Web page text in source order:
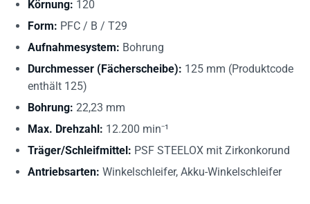
Körnung: 120
Form: PFC / B / T29
Aufnahmesystem: Bohrung
Durchmesser (Fächerscheibe): 125 mm (Produktcode
enthält 125)
Bohrung: 22,23 mm
Max. Drehzahl: 12.200 min⁻¹
Träger/Schleifmittel: PSF STEELOX mit Zirkonkorund
Antriebsarten: Winkelschleifer, Akku-Winkelschleifer